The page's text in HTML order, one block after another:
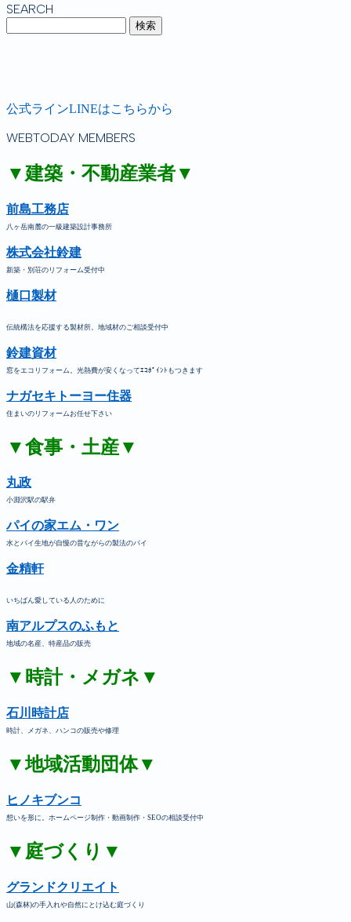
SEARCH
公式ラインLINEはこちらから
WEBTODAY MEMBERS
▼建築・不動産業者▼
前島工務店
八ヶ岳南麓の一級建築設計事務所
株式会社鈴建
新築・別荘のリフォーム受付中
樋口製材
伝統構法を応援する製材所。地域材のご相談受付中
鈴建資材
窓をエコリフォーム。光熱費が安くなってｴｺﾎﾟｲﾝﾄもつきます
ナガセキトーヨー住器
住まいのリフォームお任せ下さい
▼食事・土産▼
丸政
小淵沢駅の駅弁
パイの家エム・ワン
水とパイ生地が自慢の昔ながらの製法のパイ
金精軒
いちばん愛している人のために
南アルプスのふもと
地域の名産、特産品の販売
▼時計・メガネ▼
石川時計店
時計、メガネ、ハンコの販売や修理
▼地域活動団体▼
ヒノキブンコ
想いを形に。ホームページ制作・動画制作・SEOの相談受付中
▼庭づくり▼
グランドクリエイト
山(森林)の手入れや自然にとけ込む庭づくり